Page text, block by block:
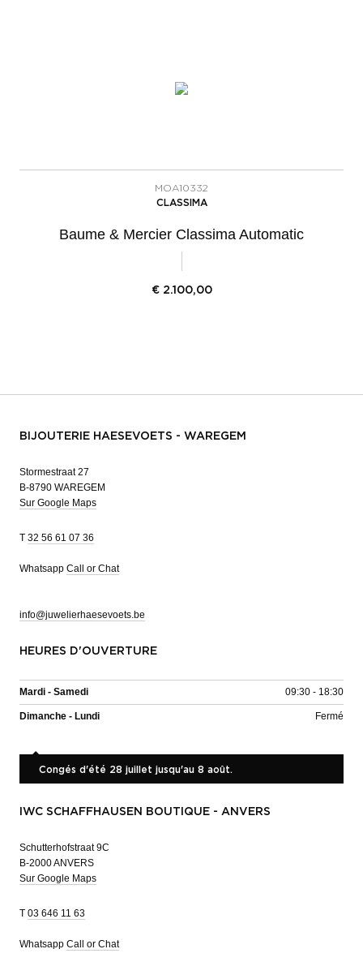
MOA10332
CLASSIMA
Baume & Mercier Classima Automatic
€ 2.100,00
BIJOUTERIE HAESEVOETS - WAREGEM
Stormestraat 27
B-8790 WAREGEM
Sur Google Maps
T 32 56 61 07 36
Whatsapp Call or Chat
info@juwelierhaesevoets.be
HEURES D'OUVERTURE
Mardi - Samedi 09:30 - 18:30
Dimanche - Lundi Fermé
Congés d'été 28 juillet jusqu'au 8 août.
IWC SCHAFFHAUSEN BOUTIQUE - ANVERS
Schutterhofstraat 9C
B-2000 ANVERS
Sur Google Maps
T 03 646 11 63
Whatsapp Call or Chat